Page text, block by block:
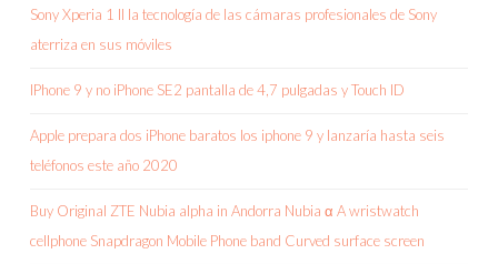
Sony Xperia 1 II la tecnología de las cámaras profesionales de Sony
aterriza en sus móviles
IPhone 9 y no iPhone SE2 pantalla de 4,7 pulgadas y Touch ID
Apple prepara dos iPhone baratos los iphone 9 y lanzaría hasta seis
teléfonos este año 2020
Buy Original ZTE Nubia alpha in Andorra Nubia α A wristwatch
cellphone Snapdragon Mobile Phone band Curved surface screen